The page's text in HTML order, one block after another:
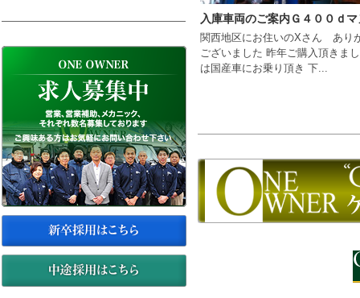
関西地区にお住いのXさん あり
ございました 昨年ご購入頂きま
は国産車にお乗り頂き 下...